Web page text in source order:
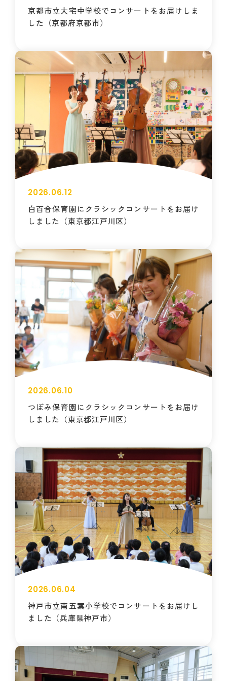
京都市立大宅中学校でコンサートをお届けしま
した（京都府京都市）
2026.06.12
白百合保育園にクラシックコンサートをお届け
しました（東京都江戸川区）
2026.06.10
つぼみ保育園にクラシックコンサートをお届け
しました（東京都江戸川区）
2026.06.04
神戸市立南五葉小学校でコンサートをお届けし
ました（兵庫県神戸市）